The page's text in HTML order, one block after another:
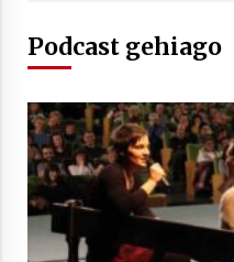
2021/
Hala
2021/07/
Podcast gehiago